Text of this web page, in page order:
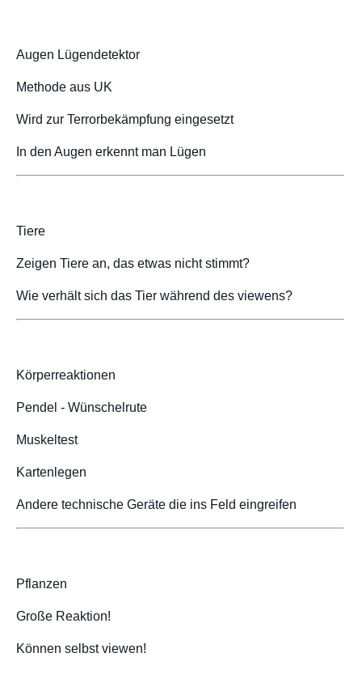
Augen Lügendetektor
Methode aus UK
Wird zur Terrorbekämpfung eingesetzt
In den Augen erkennt man Lügen
Tiere
Zeigen Tiere an, das etwas nicht stimmt?
Wie verhält sich das Tier während des viewens?
Körperreaktionen
Pendel - Wünschelrute
Muskeltest
Kartenlegen
Andere technische Geräte die ins Feld eingreifen
Pflanzen
Große Reaktion!
Können selbst viewen!